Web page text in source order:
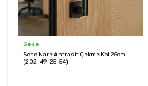
Sese
Sese Nare Antrasit Çekme Kol 25cm
(202-49-25-54)